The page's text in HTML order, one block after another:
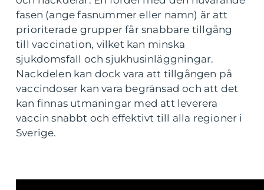
fasen (ange fasnummer eller namn) är att
prioriterade grupper får snabbare tillgång
till vaccination, vilket kan minska
sjukdomsfall och sjukhusinläggningar.
Nackdelen kan dock vara att tillgången på
vaccindoser kan vara begränsad och att det
kan finnas utmaningar med att leverera
vaccin snabbt och effektivt till alla regioner i
Sverige.